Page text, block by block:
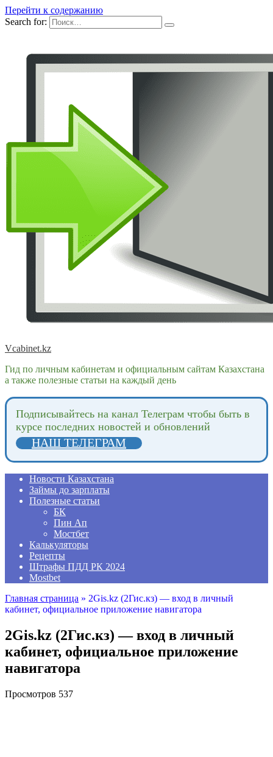
Перейти к содержанию
Search for:
Vcabinet.kz
Гид по личным кабинетам и официальным сайтам Казахстана
а также полезные статьи на каждый день
Подпиcывайтесь на канал Телеграм чтобы быть в
курсе последних новостей и обновлений
НАШ ТЕЛЕГРАМ
Новости Казахстана
Займы до зарплаты
Полезные статьи
БК
Пин Ап
Мостбет
Калькуляторы
Рецепты
Штрафы ПДД РК 2024
Mostbet
Главная страница » 2Gis.kz (2Гис.кз) — вход в личный
кабинет, официальное приложение навигатора
2Gis.kz (2Гис.кз) — вход в личный
кабинет, официальное приложение
навигатора
Просмотров 537